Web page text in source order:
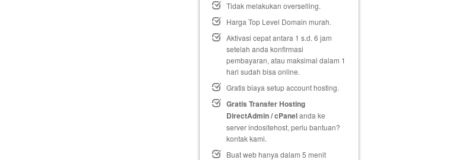
Tidak melakukan overselling.
Harga Top Level Domain murah.
Aktivasi cepat antara 1 s.d. 6 jam
setelah anda konfirmasi
pembayaran, atau maksimal dalam 1
hari sudah bisa online.
Gratis biaya setupaccount hosting.
Gratis Transfer Hosting
DirectAdmin / cPanelanda ke
server indositehost, perlu bantuan?
kontak kami.
Buat web hanya dalam 5 menit